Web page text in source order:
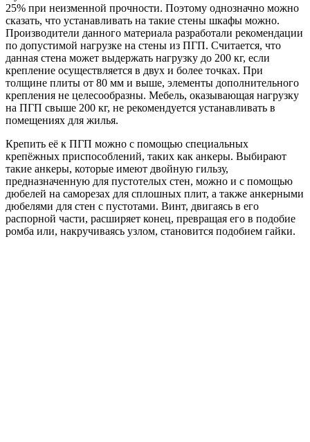
25% при неизменной прочности. Поэтому однозначно можно
сказать, что устанавливать на такие стены шкафы можно.
Производители данного материала разработали рекомендации
по допустимой нагрузке на стены из ПГП. Считается, что
данная стена может выдержать нагрузку до 200 кг, если
крепление осуществляется в двух и более точках. При
толщине плиты от 80 мм и выше, элементы дополнительного
крепления не целесообразны. Мебель, оказывающая нагрузку
на ПГП свыше 200 кг, не рекомендуется устанавливать в
помещениях для жилья.
Крепить её к ПГП можно с помощью специальных
крепёжных приспособлений, таких как анкеры. Выбирают
такие анкеры, которые имеют двойную гильзу,
предназначенную для пустотелых стен, можно и с помощью
дюбелей на саморезах для сплошных плит, а также анкерными
дюбелями для стен с пустотами. Винт, двигаясь в его
распорной части, расширяет конец, превращая его в подобие
ромба или, накручиваясь узлом, становится подобием гайки.